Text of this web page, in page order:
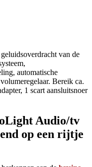
van de
automatische
Bereik ca.
1 scart aansluitsnoer
Audio/tv
op een rijtje